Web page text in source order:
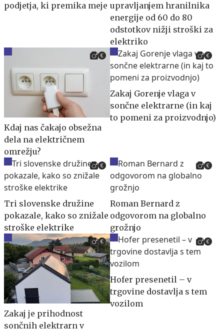
podjetja, ki premika meje upravljanjem hranilnika
energije od 60 do 80
odstotkov nižji stroški za
elektriko
Kdaj nas čakajo obsežna
dela na električnem
omrežju?
Zakaj Gorenje vlaga v
sončne elektrarne (in kaj
to pomeni za proizvodnjo)
Tri slovenske družine
pokazale, kako so znižale
stroške elektrike
Roman Bernard z
odgovorom na globalno
grožnjo
Zakaj je prihodnost
sončnih elektrarn v
Hofer presenetil – v
trgovine dostavlja s tem
vozilom